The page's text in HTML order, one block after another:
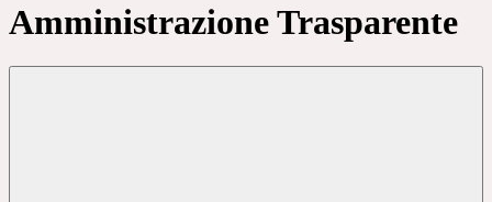
Amministrazione Trasparente